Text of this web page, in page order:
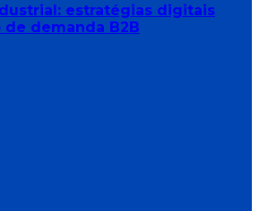
estratégias digitais
de demanda B2B